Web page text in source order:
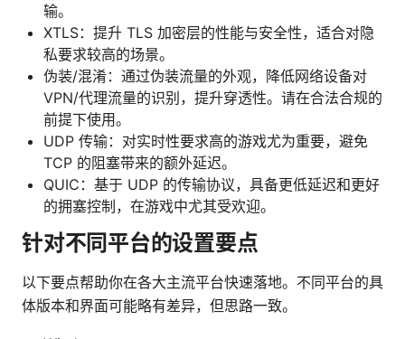
输。
XTLS：提升 TLS 加密层的性能与安全性，适合对隐
私要求较高的场景。
伪装/混淆：通过伪装流量的外观，降低网络设备对
VPN/代理流量的识别，提升穿透性。请在合法合规的
前提下使用。
UDP 传输：对实时性要求高的游戏尤为重要，避免
TCP 的阻塞带来的额外延迟。
QUIC：基于 UDP 的传输协议，具备更低延迟和更好
的拥塞控制，在游戏中尤其受欢迎。
针对不同平台的设置要点
以下要点帮助你在各大主流平台快速落地。不同平台的具
体版本和界面可能略有差异，但思路一致。